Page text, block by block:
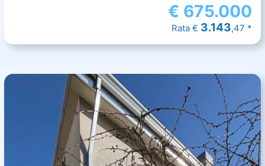
€ 675.000
Rata € 3.143,47 *